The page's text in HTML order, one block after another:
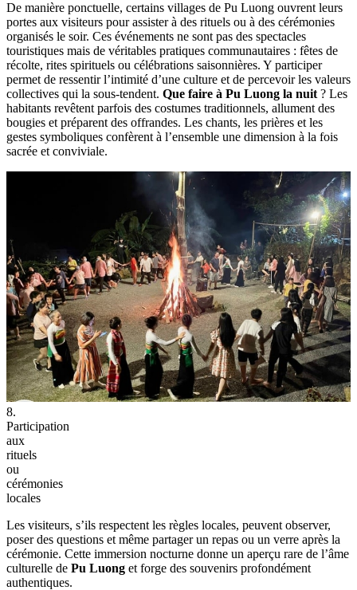
De manière ponctuelle, certains villages de Pu Luong ouvrent leurs
portes aux visiteurs pour assister à des rituels ou à des cérémonies
organisés le soir. Ces événements ne sont pas des spectacles
touristiques mais de véritables pratiques communautaires : fêtes de
récolte, rites spirituels ou célébrations saisonnières. Y participer
permet de ressentir l’intimité d’une culture et de percevoir les valeurs
collectives qui la sous-tendent. Que faire à Pu Luong la nuit? Les
habitants revêtent parfois des costumes traditionnels, allument des
bougies et préparent des offrandes. Les chants, les prières et les
gestes symboliques confèrent à l’ensemble une dimension à la fois
sacrée et conviviale.
8.
Participation
aux
rituels
ou
cérémonies
locales
Les visiteurs, s’ils respectent les règles locales, peuvent observer,
poser des questions et même partager un repas ou un verre après la
cérémonie. Cette immersion nocturne donne un aperçu rare de l’âme
culturelle de Pu Luong et forge des souvenirs profondément
authentiques.